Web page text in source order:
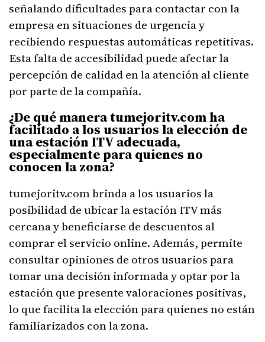
señalando dificultades para contactar con la
empresa en situaciones de urgencia y
recibiendo respuestas automáticas repetitivas.
Esta falta de accesibilidad puede afectar la
percepción de calidad en la atención al cliente
por parte de la compañía.
¿De qué manera tumejoritv.com ha
facilitado a los usuarios la elección de
una estación ITV adecuada,
especialmente para quienes no
conocen la zona?
tumejoritv.com brinda a los usuarios la
posibilidad de ubicar la estación ITV más
cercana y beneficiarse de descuentos al
comprar el servicio online. Además, permite
consultar opiniones de otros usuarios para
tomar una decisión informada y optar por la
estación que presente valoraciones positivas,
lo que facilita la elección para quienes no están
familiarizados con la zona.